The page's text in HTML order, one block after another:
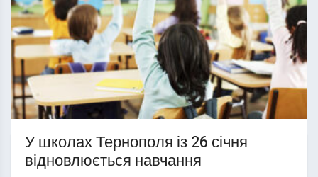
У школах Тернополя із 26 січня
відновлюється навчання